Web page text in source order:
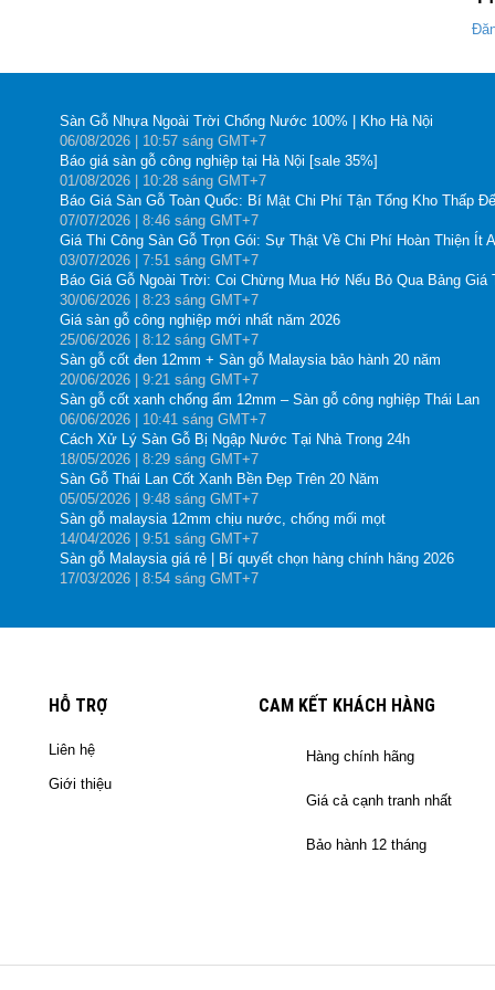
Sàn Gỗ Nhựa Ngoài Trời Chống Nước 100% | Kho Hà Nội
06/08/2026 | 10:57 sáng GMT+7
Báo giá sàn gỗ công nghiệp tại Hà Nội [sale 35%]
01/08/2026 | 10:28 sáng GMT+7
Báo Giá Sàn Gỗ Toàn Quốc: Bí Mật Chi Phí Tận Tổng Kho Thấp
07/07/2026 | 8:46 sáng GMT+7
Giá Thi Công Sàn Gỗ Trọn Gói: Sự Thật Về Chi Phí Hoàn Thiện Ít
03/07/2026 | 7:51 sáng GMT+7
Báo Giá Gỗ Ngoài Trời: Coi Chừng Mua Hớ Nếu Bỏ Qua Bảng Giá
30/06/2026 | 8:23 sáng GMT+7
Giá sàn gỗ công nghiệp mới nhất năm 2026
25/06/2026 | 8:12 sáng GMT+7
Sàn gỗ cốt đen 12mm + Sàn gỗ Malaysia bảo hành 20 năm
20/06/2026 | 9:21 sáng GMT+7
Sàn gỗ cốt xanh chống ẩm 12mm – Sàn gỗ công nghiệp Thái Lan
06/06/2026 | 10:41 sáng GMT+7
Cách Xử Lý Sàn Gỗ Bị Ngập Nước Tại Nhà Trong 24h
18/05/2026 | 8:29 sáng GMT+7
Sàn Gỗ Thái Lan Cốt Xanh Bền Đẹp Trên 20 Năm
05/05/2026 | 9:48 sáng GMT+7
Sàn gỗ malaysia 12mm chịu nước, chống mối mọt
14/04/2026 | 9:51 sáng GMT+7
Sàn gỗ Malaysia giá rẻ | Bí quyết chọn hàng chính hãng 2026
17/03/2026 | 8:54 sáng GMT+7
HỖ TRỢ
Liên hệ
Giới thiệu
CAM KẾT KHÁCH HÀNG
Hàng chính hãng
Giá cả cạnh tranh nhất
Bảo hành 12 tháng